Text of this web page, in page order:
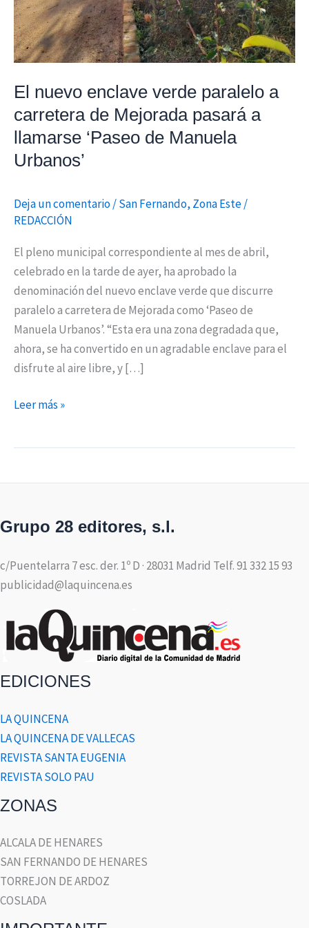
El nuevo enclave verde paralelo a
carretera de Mejorada pasará a
llamarse ‘Paseo de Manuela
Urbanos’
Deja un comentario/San Fernando, Zona Este/
REDACCIÓN
El pleno municipal correspondiente al mes de abril,
celebrado en la tarde de ayer, ha aprobado la
denominación del nuevo enclave verde que discurre
paralelo a carretera de Mejorada como ‘Paseo de
Manuela Urbanos’. “Esta era una zona degradada que,
ahora, se ha convertido en un agradable enclave para el
disfrute al aire libre, y […]
Mejorada
pasará
a
‘Paseo
de
Manuela
Urbanos’
Leer más »
Grupo 28 editores, s.l.
c/Puentelarra 7 esc. der. 1º D · 28031 Madrid Telf. 91 332 15 93
publicidad@laquincena.es
EDICIONES
LA QUINCENA
LA QUINCENA DE VALLECAS
REVISTA SANTA EUGENIA
REVISTA SOLO PAU
ZONAS
ALCALA DE HENARES
SAN FERNANDO DE HENARES
TORREJON DE ARDOZ
COSLADA